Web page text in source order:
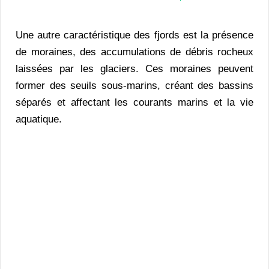
Une autre caractéristique des fjords est la présence
de moraines, des accumulations de débris rocheux
laissées par les glaciers. Ces moraines peuvent
former des seuils sous-marins, créant des bassins
séparés et affectant les courants marins et la vie
aquatique.